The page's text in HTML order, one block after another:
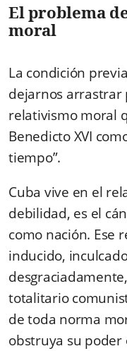
El problema
moral
La condición
dejarnos arrastrar
relativismo moral
Benedicto XVI
tiempo”.
Cuba vive en el
debilidad, es el
como nación. Ese
inducido,
totalitario
de toda norma
obstruya su